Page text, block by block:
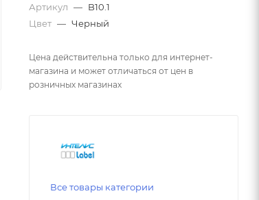
Артикул — B10.1
Цвет — Черный
Цена действительна только для интернет-
магазина и может отличаться от цен в
розничных магазинах
Все товары категории